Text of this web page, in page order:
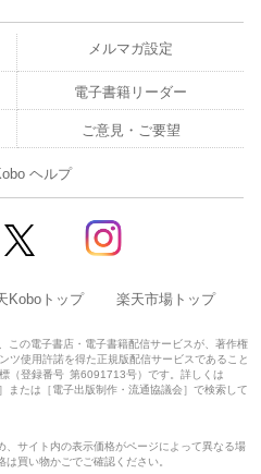
メルマガ設定
電子書籍リーダー
ご意見・ご要望
ヘルプ
Koboトップ 楽天市場トップ
この電子書店・電子書籍配信サービスが、著作権
ツ使用許諾を得た正規版配信サービスであること
（登録番号 第6091713号）です。詳しくは
または［電子出版制作・流通協議会］で検索して
サイト内の表示価格がページによって異なる場
買い物かごでご確認ください。